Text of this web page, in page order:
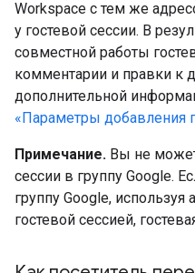
Workspace с тем же
у гостевой сессии. В
совместной работы
комментарии и правки к
дополнительной
«Параметры добавления
Примечание. Вы не
сессии в группу Google.
группу Google,
гостевой сессией,